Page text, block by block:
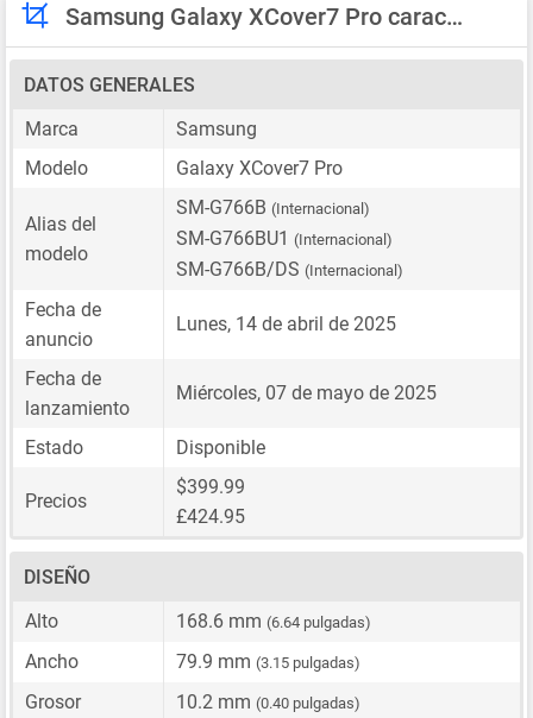
Samsung Galaxy XCover7 Pro características
DATOS GENERALES
Marca
Samsung
Modelo
Galaxy XCover7 Pro
Alias del
modelo
SM-G766B (Internacional)
SM-G766BU1 (Internacional)
SM-G766B/DS (Internacional)
Fecha de
anuncio
Lunes, 14 de abril de 2025
Fecha de
lanzamiento
Miércoles, 07 de mayo de 2025
Estado Disponible
Precios
$399.99
£424.95
DISEÑO
Alto
168.6 mm (6.64 pulgadas)
Ancho 79.9 mm (3.15 pulgadas)
Grosor 10.2 mm (0.40 pulgadas)